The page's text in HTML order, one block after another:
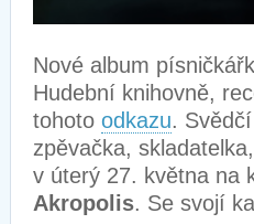
Nové album
Hudební knihovně,
tohoto odkazu.
zpěvačka,
v úterý 27. května na
Akropolis. Se svojí